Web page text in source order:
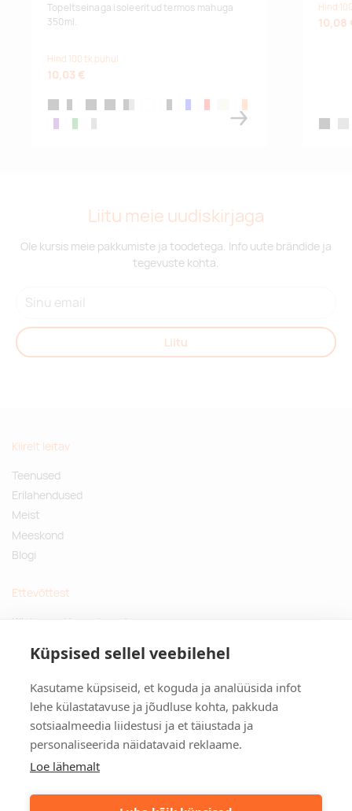
Küpsised sellel veebilehel
Kasutame küpsiseid, et koguda ja analüüsida infot
lehe külastatavuse ja jõudluse kohta, pakkuda
sotsiaalmeedia liidestusi ja et täiustada ja
personaliseerida näidatavaid reklaame.
Loe lähemalt
Topeltseinaga isoleeritud termos mahuga
350ml.
Hind 100 tk puhul
10,03 €
Hind
10,08
Liitu meie uudiskirjaga
Ole kursis meie pakkumiste ja toodetega. Info uute brändide ja
tegevuste kohta.
Liitu
Kiirelt leitav
Teenused
Erilahendused
Meist
Meeskond
Blogi
Ettevõttest
Küsimused ja vastused
Privaatsuspoliitika
Kontakt
Tulika põik 3, Tallinn
info@kinkston.ee
+372 6989 100
Sotsiaalmeedia